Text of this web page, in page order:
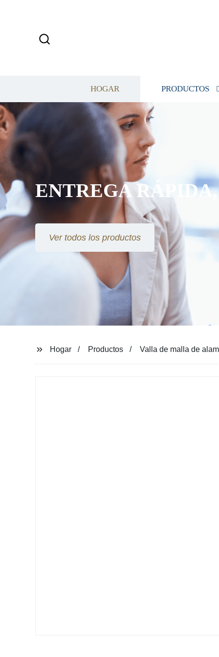
HOGAR PRODUCTOS
ENTREGA
Ver todos los productos
Hogar Productos Valla de malla de